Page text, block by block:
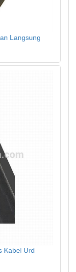
Langsung
Kabel Urd